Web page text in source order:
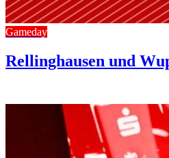
Gameday
Rellinghausen und